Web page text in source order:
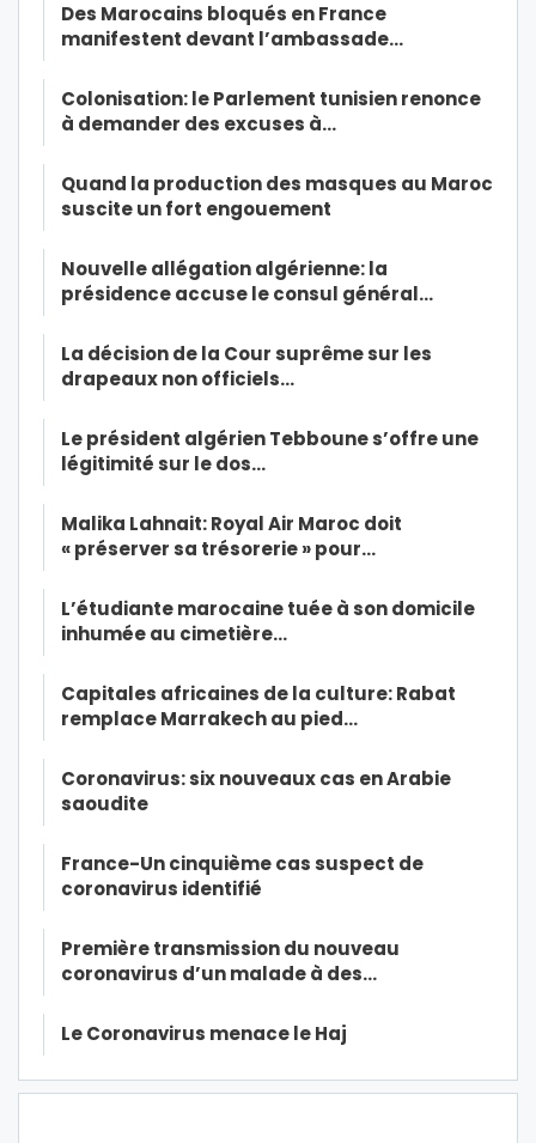
Des Marocains bloqués en France
manifestent devant l’ambassade…
Colonisation: le Parlement tunisien renonce
à demander des excuses à…
Quand la production des masques au Maroc
suscite un fort engouement
Nouvelle allégation algérienne: la
présidence accuse le consul général…
La décision de la Cour suprême sur les
drapeaux non officiels…
Le président algérien Tebboune s’offre une
légitimité sur le dos…
Malika Lahnait: Royal Air Maroc doit
« préserver sa trésorerie » pour…
L’étudiante marocaine tuée à son domicile
inhumée au cimetière…
Capitales africaines de la culture: Rabat
remplace Marrakech au pied…
Coronavirus: six nouveaux cas en Arabie
saoudite
France-Un cinquième cas suspect de
coronavirus identifié
Première transmission du nouveau
coronavirus d’un malade à des…
Le Coronavirus menace le Haj